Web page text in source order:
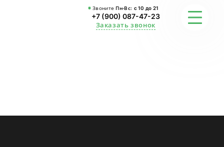
Звоните Пн-Вс: с 10 до 21
+7 (900) 087-47-23
Заказать звонок